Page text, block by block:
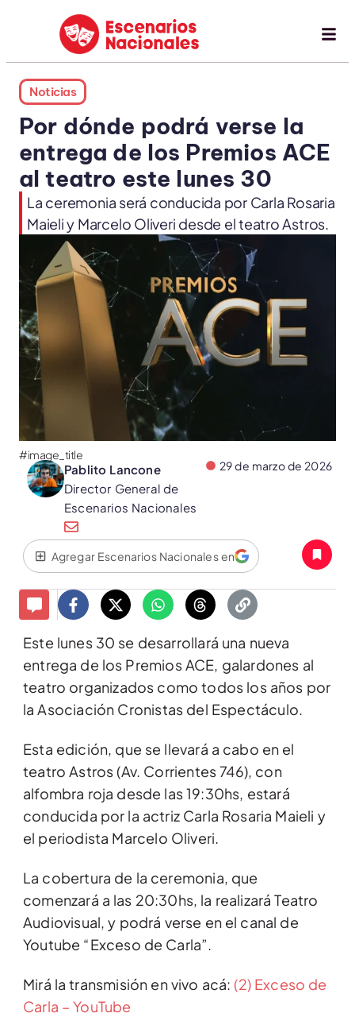
Noticias
Por dónde podrá verse la
entrega de los Premios ACE
al teatro este lunes 30
La ceremonia será conducida por Carla Rosaria
Maieli y Marcelo Oliveri desde el teatro Astros.
#image_title
Pablito Lancone
Director General de
Escenarios Nacionales
29 de marzo de 2026
Agregar Escenarios Nacionales en
Este lunes 30 se desarrollará una nueva
entrega de los Premios ACE, galardones al
teatro organizados como todos los años por
la Asociación Cronistas del Espectáculo.
Esta edición, que se llevará a cabo en el
teatro Astros (Av. Corrientes 746), con
alfombra roja desde las 19:30hs, estará
conducida por la actriz Carla Rosaria Maieli y
el periodista Marcelo Oliveri.
La cobertura de la ceremonia, que
comenzará a las 20:30hs, la realizará Teatro
Audiovisual, y podrá verse en el canal de
Youtube “Exceso de Carla”.
Mirá la transmisión en vivo acá: (2) Exceso de
Carla – YouTube